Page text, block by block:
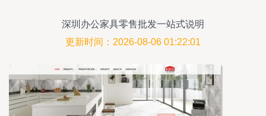
深圳办公家具零售批发一站式说明
更新时间：2026-08-06 01:22:01